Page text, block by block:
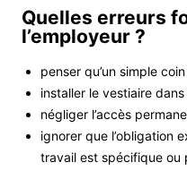
Quelles erreurs
l’employeur ?
penser qu’un simple
installer le vestiaire
négliger l’accès
ignorer que l’obligation
travail est spécifique ou